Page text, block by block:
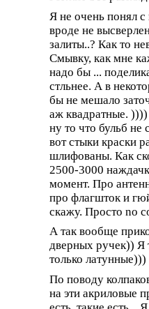
Я не очень понял
вроде не
залиты..? Как то
Смывку, как мне
надо бы ...
стльнее. А в
бы не мешало
аж квадратные.
ну то что бульб не
вот стыки краски
шлифованы. Как
2500-3000
момент. Про
про флагшток и
скажу. Просто no
А так вообще
дверных ручек)) Я
только латунные)))
По поводу
на эти акриловые